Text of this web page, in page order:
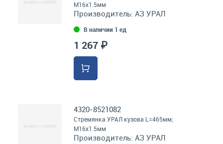
М16х1.5мм
Производитель: АЗ УРАЛ
В наличии 1 ед
1 267 ₽
4320-8521082
Стремянка УРАЛ кузова L=465мм;
М16х1.5мм
Производитель: АЗ УРАЛ